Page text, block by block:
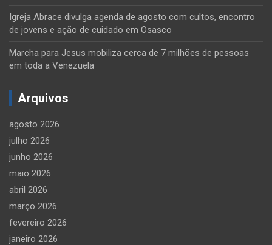
Igreja Abrace divulga agenda de agosto com cultos, encontro
de jovens e ação de cuidado em Osasco
Marcha para Jesus mobiliza cerca de 7 milhões de pessoas
em toda a Venezuela
Arquivos
agosto 2026
julho 2026
junho 2026
maio 2026
abril 2026
março 2026
fevereiro 2026
janeiro 2026